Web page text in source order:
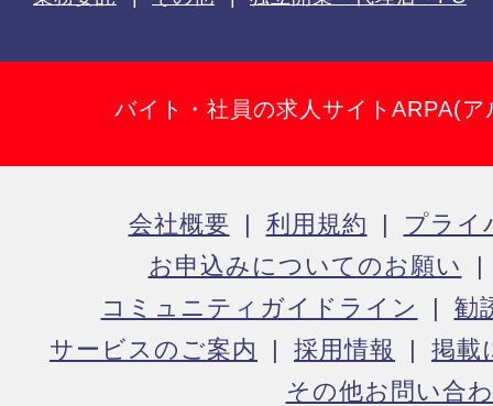
バイト・社員の求人サイトARPA(ア
会社概要 利用規約
プライ
お申込みについてのお願い
コミュニティガイドライン
勧
サービスのご案内
採用情報
掲載
その他お問い合